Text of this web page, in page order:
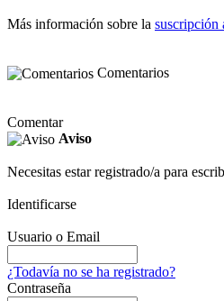
Más información sobre la suscripción
Comentarios
Comentar
Aviso
Necesitas estar registrado/a para
Identificarse
Usuario o Email
¿Todavía no se ha registrado?
Contraseña